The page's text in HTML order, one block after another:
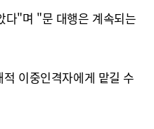
다"며 "문 대행은 계속되는
이중인격자에게 맡길 수